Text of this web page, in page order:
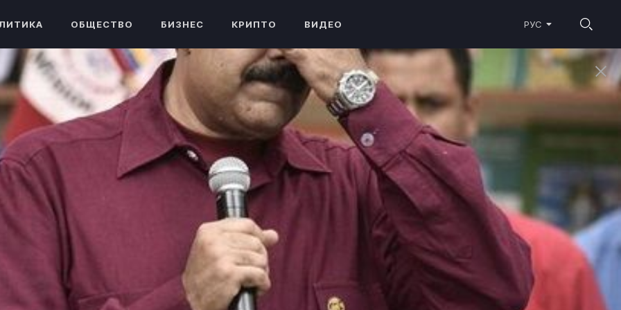
ОБЩЕСТВО БИЗНЕС КРИПТО ВИДЕО РУС